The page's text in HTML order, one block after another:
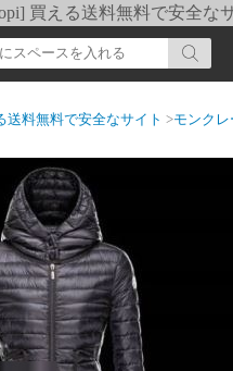
買える送料無料で安全な
料無料で安全なサイト >モンク